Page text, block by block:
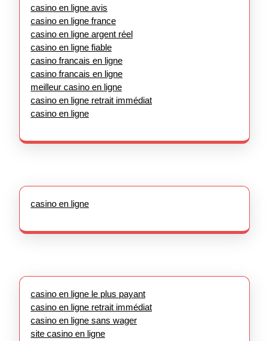
casino en ligne avis
casino en ligne france
casino en ligne argent réel
casino en ligne fiable
casino francais en ligne
casino francais en ligne
meilleur casino en ligne
casino en ligne retrait immédiat
casino en ligne
casino en ligne
casino en ligne le plus payant
casino en ligne retrait immédiat
casino en ligne sans wager
site casino en ligne